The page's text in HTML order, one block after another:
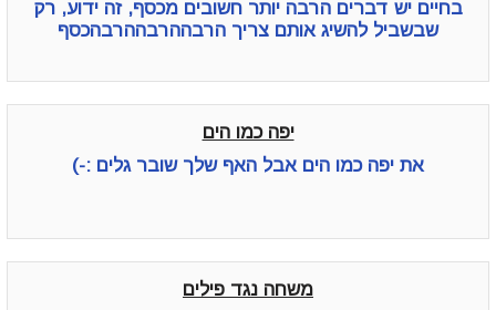
בחיים יש דברים הרבה יותר חשובים מכסף, זה ידוע, רק
שבשביל להשיג אותם צריך הרבההרבההרבהכסף
יפה כמו הים
את יפה כמו הים אבל האף שלך שובר גלים :-)
משחה נגד פילים